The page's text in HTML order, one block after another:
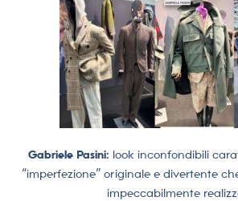
Gabriele Pasini: look inconfondibili
“imperfezione” originale e divertente
impeccabilmente